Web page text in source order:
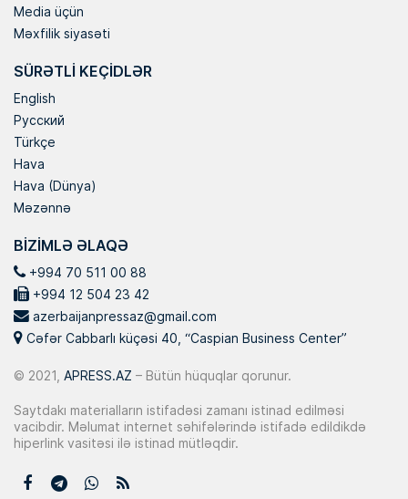
Media üçün
Məxfilik siyasəti
SÜRƏTLI KEÇIDLƏR
English
Русский
Türkçe
Hava
Hava (Dünya)
Məzənnə
BIZIMLƏ ƏLAQƏ
+994 70 511 00 88
+994 12 504 23 42
azerbaijanpressaz@gmail.com
Cəfər Cabbarlı küçəsi 40, “Caspian Business Center”
© 2021, APRESS.AZ – Bütün hüquqlar qorunur.
Saytdakı materialların istifadəsi zamanı istinad edilməsi
vacibdir. Məlumat internet səhifələrində istifadə edildikdə
hiperlink vasitəsi ilə istinad mütləqdir.